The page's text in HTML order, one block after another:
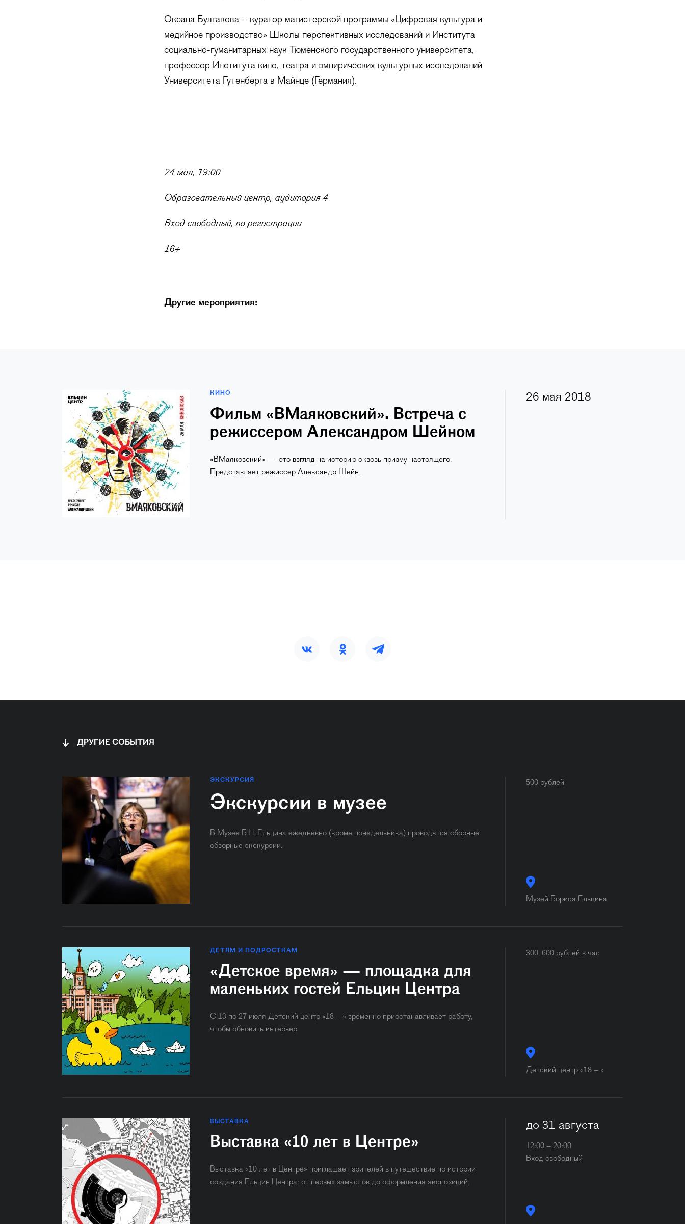
Оксана Булгакова – куратор магистерской программы «Цифровая культура и
медийное производство» Школы перспективных исследований и Института
социально-гуманитарных наук Тюменского государственного университета,
профессор Института кино, театра и эмпирических культурных исследований
Университета Гутенберга в Майнце (Германия).
24 мая, 19:00
Образовательный центр, аудитория 4
Вход свободный, по регистрации
16+
Другие мероприятия:
КИНО
Фильм «ВМаяковский». Встреча с
режиссером Александром Шейном
«ВМаяковский» — это взгляд на историю сквозь призму настоящего.
Представляет режиссер Александр Шейн.
26 мая 2018
ДРУГИЕ СОБЫТИЯ
ЭКСКУРСИЯ
Экскурсии в музее
В Музее Б.Н. Ельцина ежедневно (кроме понедельника) ​проводятся сборные
обзорные экскурсии.
500 рублей
Музей Бориса Ельцина
ДЕТЯМ И ПОДРОСТКАМ
«Детское время» — площадка для
маленьких гостей Ельцин Центра
С 13 по 27 июля Детский центр «18 – » временно приостанавливает работу,
чтобы обновить интерьер
300, 600 рублей в час
Детский центр «18 – »
ВЫСТАВКА
Выставка «10 лет в Центре»
Выставка «10 лет в Центре» приглашает зрителей в путешествие по истории
создания Ельцин Центра: от первых замыслов до оформления экспозиций.
до 31 августа
12:00 – 20:00
Вход свободный